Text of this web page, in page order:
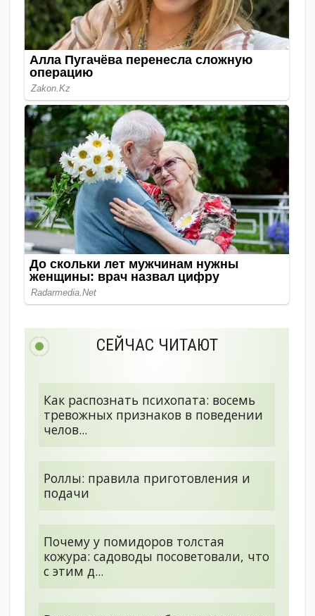
СЕЙЧАС ЧИТАЮТ
Как распознать психопата: восемь
тревожных признаков в поведении
челов...
Роллы: правила приготовления и
подачи
Почему у помидоров толстая
кожура: садоводы посоветовали, что
с этим д...